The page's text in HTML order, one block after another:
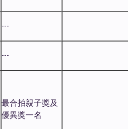
---
---
最合拍親子獎及
優異獎一名